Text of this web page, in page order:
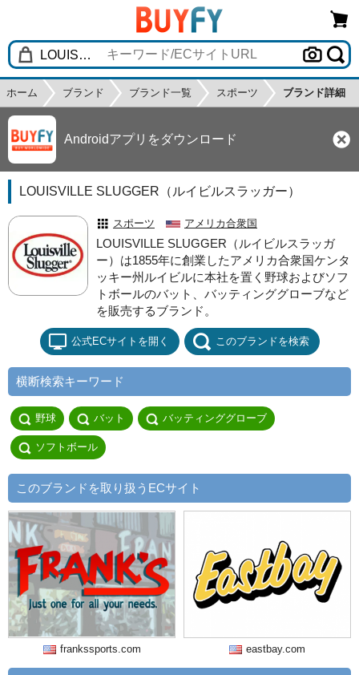
ホーム ブランド ブランド一覧 スポーツ ブランド詳細
Androidアプリをダウンロード
LOUISVILLE SLUGGER（ルイビルスラッガー）
スポーツ アメリカ合衆国
LOUISVILLE SLUGGER（ルイビルスラッガ
ー）は1855年に創業したアメリカ合衆国ケンタ
ッキー州ルイビルに本社を置く野球およびソフ
トボールのバット、バッティンググローブなど
を販売するブランド。
公式ECサイトを開く このブランドを検索
横断検索キーワード
野球 バット バッティンググローブ
ソフトボール
このブランドを取り扱うECサイト
frankssports.com eastbay.com